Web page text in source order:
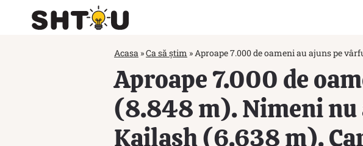
Acasa »Ca să știm »Aproape 7.000 de oameni au ajuns pe
Aproape 7.000 de
(8.848 m). Nimeni nu
Kailash (6.638 m).